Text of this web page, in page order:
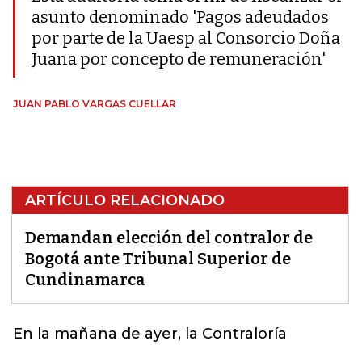
asunto denominado 'Pagos adeudados
por parte de la Uaesp al Consorcio Doña
Juana por concepto de remuneración'
JUAN PABLO VARGAS CUELLAR
ARTÍCULO RELACIONADO
Demandan elección del contralor de
Bogotá ante Tribunal Superior de
Cundinamarca
En la mañana de ayer, la Contraloría